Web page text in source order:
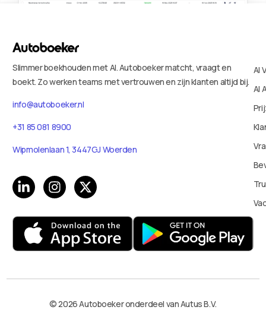
Slimmer boekhouden met AI. Autoboeker matcht, vraagt en
boekt. Zo werken teams met vertrouwen en zijn klanten altijd bij.
info@autoboeker.nl
+31 85 081 8900
Wipmolenlaan 1, 3447GJ Woerden
AI
AI
© 2026 Autoboeker onderdeel van Autus B.V.